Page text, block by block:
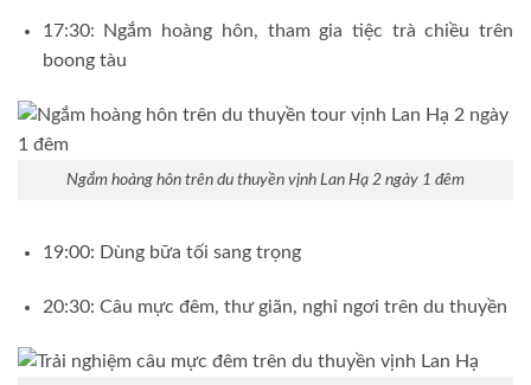
17:30: Ngắm hoàng hôn, tham gia tiệc trà chiều trên
boong tàu
Ngắm hoàng hôn trên du thuyền vịnh Lan Hạ 2 ngày 1 đêm
19:00: Dùng bữa tối sang trọng
20:30: Câu mực đêm, thư giãn, nghỉ ngơi trên du thuyền